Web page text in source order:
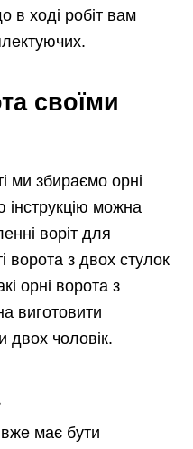
в ході робіт вам
своїми
ми збираємо орні
інструкцію можна
воріт для
ворота з двох стулок
орні ворота з
виготовити
двох чоловік.
вже має бути